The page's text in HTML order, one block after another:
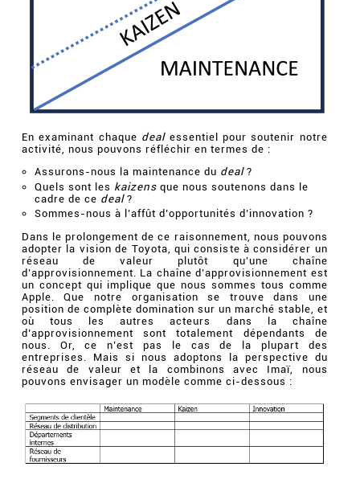
En examinant chaque dealessentiel pour soutenir notre
activité, nous pouvons réfléchir en termes de :
Assurons-nous la maintenance du deal?
Quels sont les kaizens que nous soutenons dans le
cadre de ce deal?
Sommes-nous à l’affût d’opportunités d’innovation ?
Dans le prolongement de ce raisonnement, nous pouvons
adopter la vision de Toyota, qui consiste à considérer un
réseau de valeur plutôt qu'une chaîne
d’approvisionnement. La chaîne d’approvisionnement est
un concept qui implique que nous sommes tous comme
Apple. Que notre organisation se trouve dans une
position de complète domination sur un marché stable, et
où tous les autres acteurs dans la chaîne
d’approvisionnement sont totalement dépendants de
nous. Or, ce n’est pas le cas de la plupart des
entreprises. Mais si nous adoptons la perspective du
réseau de valeur et la combinons avec Imaï, nous
pouvons envisager un modèle comme ci-dessous :